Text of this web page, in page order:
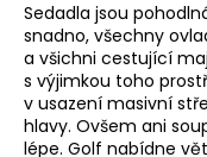
Sedadla jsou
snadno, všechny
a všichni cestující
s výjimkou toho
v usazení masivní
hlavy. Ovšem ani
lépe. Golf nabídne